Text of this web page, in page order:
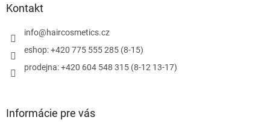
Kontakt
info@haircosmetics.cz
eshop: +420 775 555 285 (8-15)
prodejna: +420 604 548 315 (8-12 13-17)
Informácie pre vás